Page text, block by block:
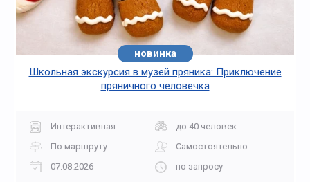
новинка
Школьная экскурсия в музей пряника: Приключение
пряничного человечка
Интерактивная
до 40 человек
По маршруту
Самостоятельно
07.08.2026
по запросу